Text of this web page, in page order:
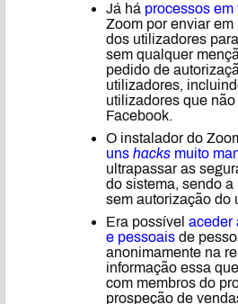
Já há processos em
Zoom por enviar
dos utilizadores
sem qualquer
pedido de
utilizadores,
utilizadores que
Facebook.
O instalador do
uns hacks muito
ultrapassar as
do sistema, sendo
sem autorização do
Era possível aceder
e pessoais de
anonimamente na
informação essa
com membros do
prospeção de